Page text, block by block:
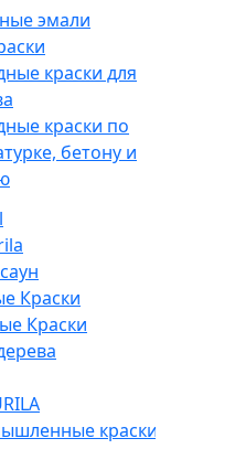
эмали
краски для
краски по
бетону и
Краски
Краски
краски